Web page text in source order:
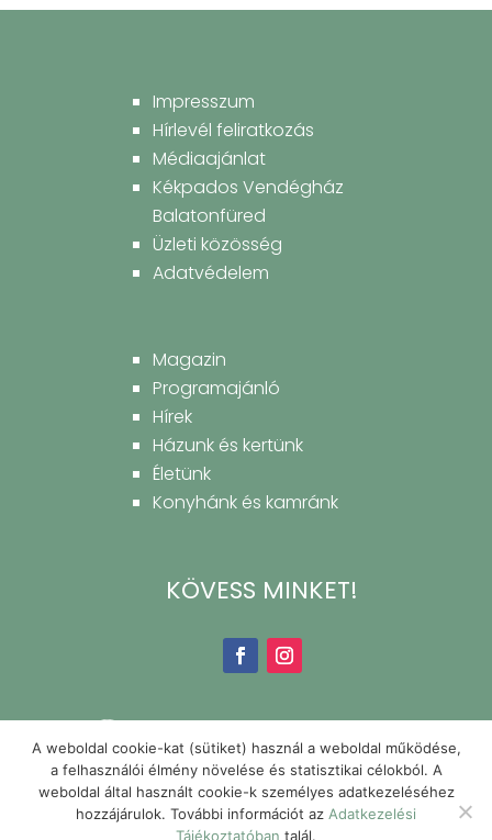
Impresszum
Hírlevél feliratkozás
Médiaajánlat
Kékpados Vendégház
Balatonfüred
Üzleti közösség
Adatvédelem
Magazin
Programajánló
Hírek
Házunk és kertünk
Életünk
Konyhánk és kamránk
KÖVESS MINKET!
A weboldal cookie-kat (sütiket) használ a weboldal működése,
a felhasználói élmény növelése és statisztikai célokból. A
weboldal által használt cookie-k személyes adatkezeléséhez
hozzájárulok. További információt az Adatkezelési
Tájékoztatóban talál.